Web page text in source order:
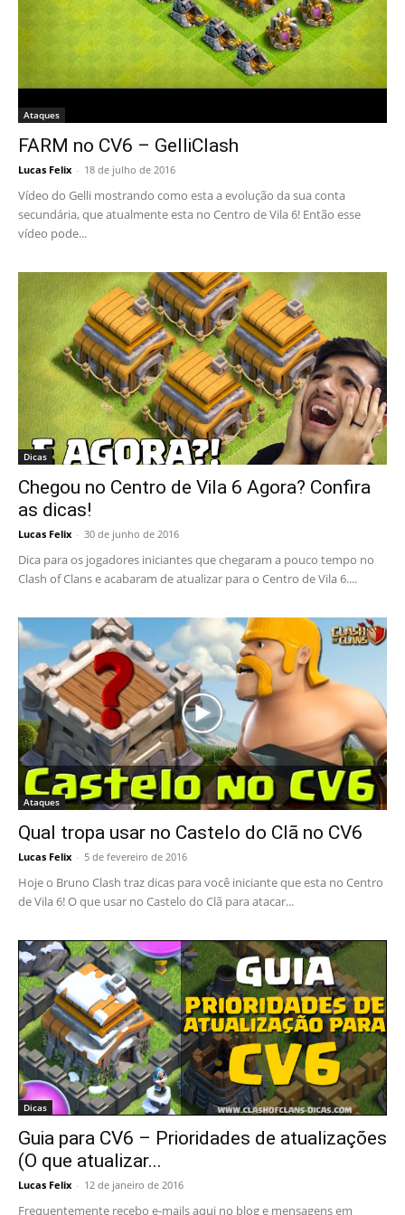
Ataques
FARM no CV6 – GelliClash
Lucas Felix - 18 de julho de 2016
Vídeo do Gelli mostrando como esta a evolução da sua conta
secundária, que atualmente esta no Centro de Vila 6! Então esse
vídeo pode...
Dicas
Chegou no Centro de Vila 6 Agora? Confira
as dicas!
Lucas Felix - 30 de junho de 2016
Dica para os jogadores iniciantes que chegaram a pouco tempo no
Clash of Clans e acabaram de atualizar para o Centro de Vila 6....
Ataques
Qual tropa usar no Castelo do Clã no CV6
Lucas Felix - 5 de fevereiro de 2016
Hoje o Bruno Clash traz dicas para você iniciante que esta no Centro
de Vila 6! O que usar no Castelo do Clã para atacar...
Dicas
Guia para CV6 – Prioridades de atualizações
(O que atualizar...
Lucas Felix - 12 de janeiro de 2016
Frequentemente recebo e-mails aqui no blog e mensagens em